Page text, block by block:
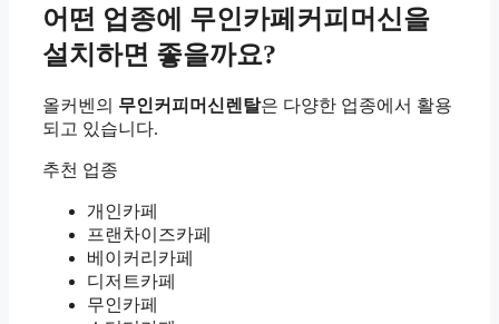
어떤 업종에 무인카페커피머신을
설치하면 좋을까요?
올커벤의 무인커피머신렌탈은 다양한 업종에서 활용
되고 있습니다.
추천 업종
개인카페
프랜차이즈카페
베이커리카페
디저트카페
무인카페